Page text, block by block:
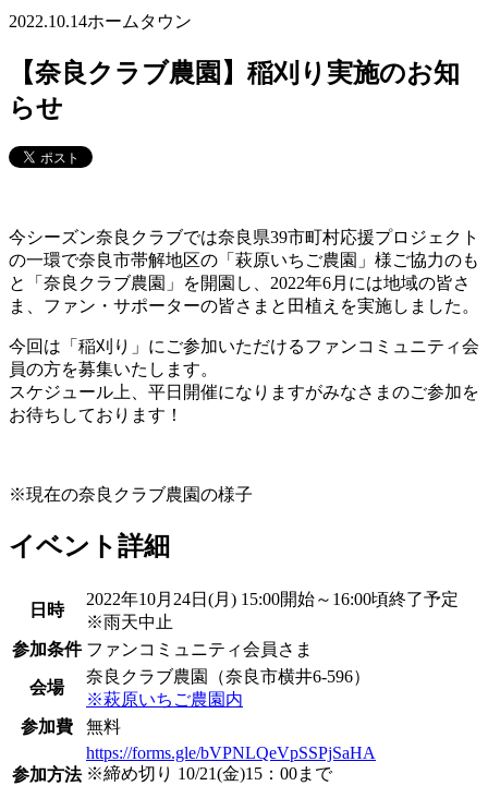
2022.10.14ホームタウン
【奈良クラブ農園】稲刈り実施のお知
らせ
今シーズン奈良クラブでは奈良県39市町村応援プロジェクト
の一環で奈良市帯解地区の「萩原いちご農園」様ご協力のも
と「奈良クラブ農園」を開園し、2022年6月には地域の皆さ
ま、ファン・サポーターの皆さまと田植えを実施しました。
今回は「稲刈り」にご参加いただけるファンコミュニティ会
員の方を募集いたします。
スケジュール上、平日開催になりますがみなさまのご参加を
お待ちしております！
※現在の奈良クラブ農園の様子
イベント詳細
日時
2022年10月24日(月) 15:00開始～16:00頃終了予定
※雨天中止
参加条件 ファンコミュニティ会員さま
会場
奈良クラブ農園（奈良市横井6-596）
※萩原いちご農園内
参加費
無料
参加方法
https://forms.gle/bVPNLQeVpSSPjSaHA
※締め切り 10/21(金)15：00まで